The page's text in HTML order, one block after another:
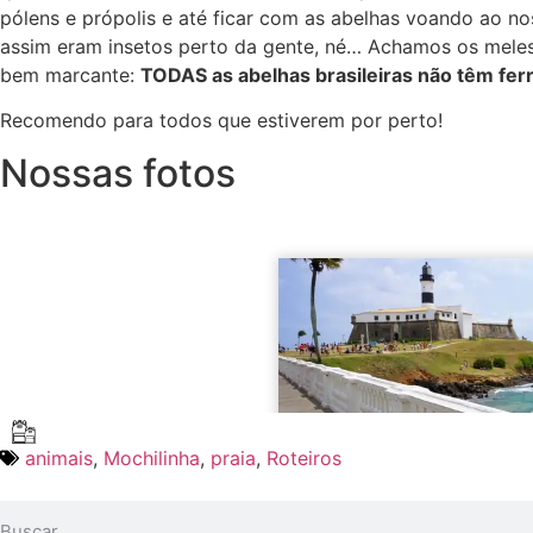
pólens e própolis e até ficar com as abelhas voando ao
assim eram insetos perto da gente, né… Achamos os
bem marcante: TODAS as abelhas brasileiras não têm
Recomendo para todos que estiverem por perto!
Nossas fotos
animais, Mochilinha, praia, Roteiros